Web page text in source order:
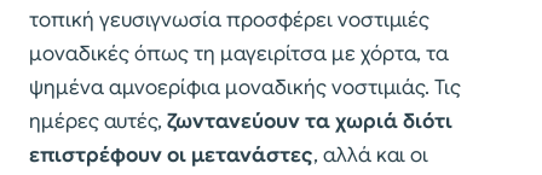
τοπική γευσιγνωσία προσφέρει νοστιμιές
μοναδικές όπως τη μαγειρίτσα με χόρτα, τα
ψημένα αμνοερίφια μοναδικής νοστιμιάς. Τις
ημέρες αυτές, ζωντανεύουν τα χωριά διότι
επιστρέφουν οι μετανάστες, αλλά και οι